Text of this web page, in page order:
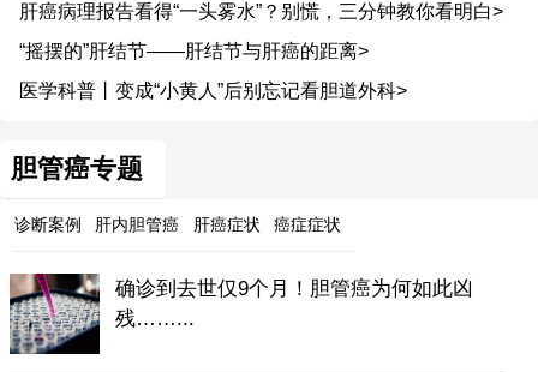
肝癌病理报告看得“一头雾水”？别慌，三分钟教你看明白>
“摇摆的”肝结节——肝结节与肝癌的距离>
医学科普丨变成“小黄人”后别忘记看胆道外科>
胆管癌专题
诊断案例 肝内胆管癌 肝癌症状 癌症症状
确诊到去世仅9个月！胆管癌为何如此凶
残……...